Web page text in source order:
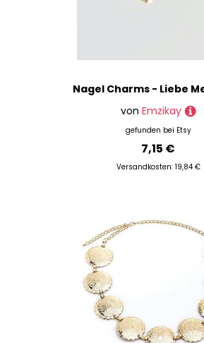
Nagel Charms - Liebe
von Emzikay
gefunden bei Etsy
7,15 €
Versandkosten: 19,84 €